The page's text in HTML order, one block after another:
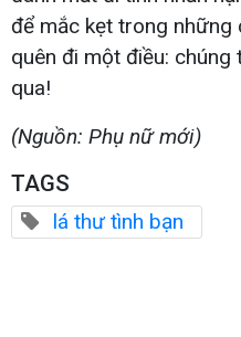
để mắc kẹt trong những
quên đi một điều:
qua!
(Nguồn: Phụ nữ mới)
TAGS
lá thư tình bạn